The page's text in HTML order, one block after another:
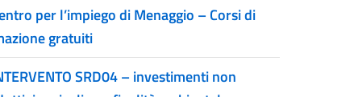
per l’impiego di Menaggio – Corsi di
gratuiti
SRD04 – investimenti non